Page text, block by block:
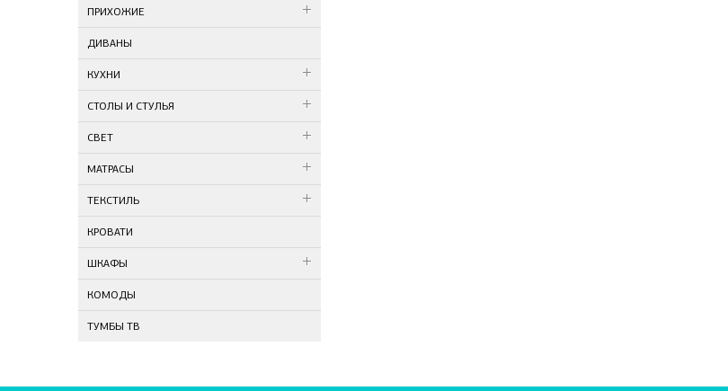
ПРИХОЖИЕ
ДИВАНЫ
КУХНИ
СТОЛЫ И СТУЛЬЯ
СВЕТ
МАТРАСЫ
ТЕКСТИЛЬ
КРОВАТИ
ШКАФЫ
КОМОДЫ
ТУМБЫ ТВ